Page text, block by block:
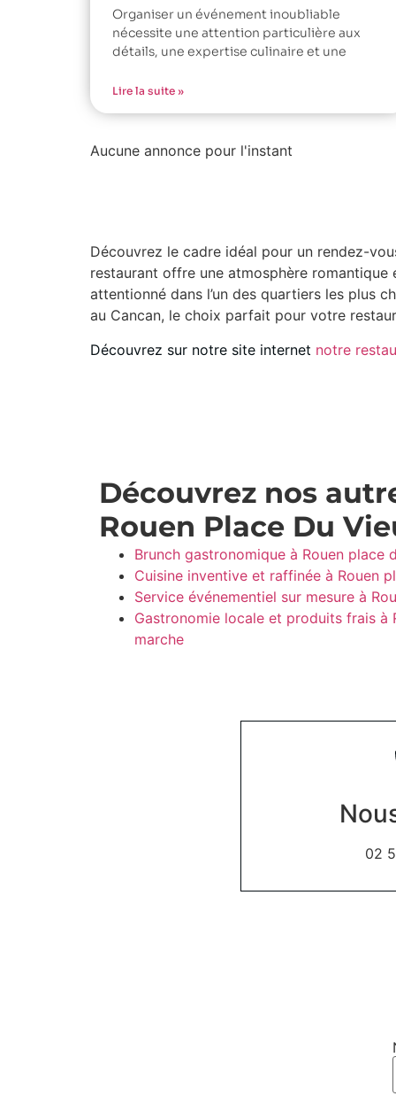
Organiser un événement inoubliable
nécessite une attention particulière aux
détails, une expertise culinaire et une
Lire la suite »
Aucune annonce pour l'instant
Découvrez le cadre idéal pour un rendez-
restaurant offre une atmosphère romantique
attentionné dans l’un des quartiers les plus
au Cancan, le choix parfait pour votre
Découvrez sur notre site internet notre
Découvrez nos
Rouen Place Du
Brunch gastronomique à Rouen place
Cuisine inventive et raffinée à Rouen
Service événementiel sur mesure à
Gastronomie locale et produits frais à
marche
02